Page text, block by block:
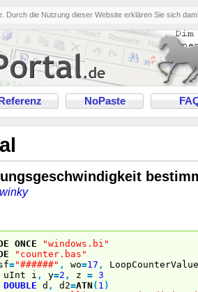
Durch die Nutzung dieser Website erklären Sie sich
Referenz NoPaste
ONCE
"windows.bi"
"counter.bas"
="######" , wo=17 , LoopCounterValue
uInt i , y=2 , z = 3
DOUBLE d , d2=ATN ( 1 )